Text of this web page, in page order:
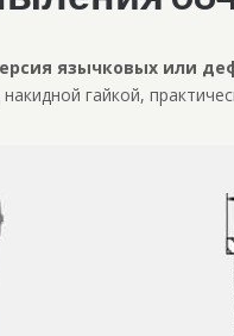
язычковых или
гайкой,